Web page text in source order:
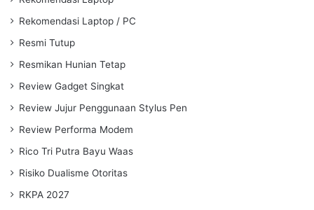
Rekomendasi Laptop / PC
Resmi Tutup
Resmikan Hunian Tetap
Review Gadget Singkat
Review Jujur Penggunaan Stylus Pen
Review Performa Modem
Rico Tri Putra Bayu Waas
Risiko Dualisme Otoritas
RKPA 2027